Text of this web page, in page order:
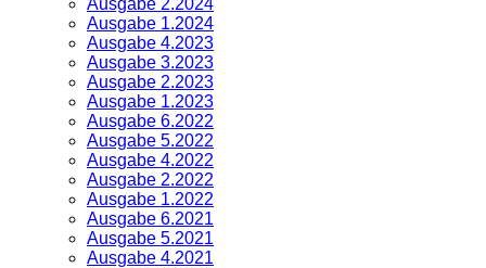
Ausgabe 2.2024
Ausgabe 1.2024
Ausgabe 4.2023
Ausgabe 3.2023
Ausgabe 2.2023
Ausgabe 1.2023
Ausgabe 6.2022
Ausgabe 5.2022
Ausgabe 4.2022
Ausgabe 2.2022
Ausgabe 1.2022
Ausgabe 6.2021
Ausgabe 5.2021
Ausgabe 4.2021